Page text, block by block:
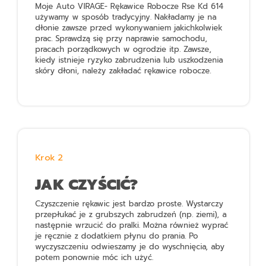
Moje Auto VIRAGE- Rękawice Robocze Rse Kd 614
używamy w sposób tradycyjny. Nakładamy je na
dłonie zawsze przed wykonywaniem jakichkolwiek
prac. Sprawdzą się przy naprawie samochodu,
pracach porządkowych w ogrodzie itp. Zawsze,
kiedy istnieje ryzyko zabrudzenia lub uszkodzenia
skóry dłoni, należy zakładać rękawice robocze.
Krok 2
JAK CZYŚCIĆ?
Czyszczenie rękawic jest bardzo proste. Wystarczy
przepłukać je z grubszych zabrudzeń (np. ziemi), a
następnie wrzucić do pralki. Można również wyprać
je ręcznie z dodatkiem płynu do prania. Po
wyczyszczeniu odwieszamy je do wyschnięcia, aby
potem ponownie móc ich użyć.